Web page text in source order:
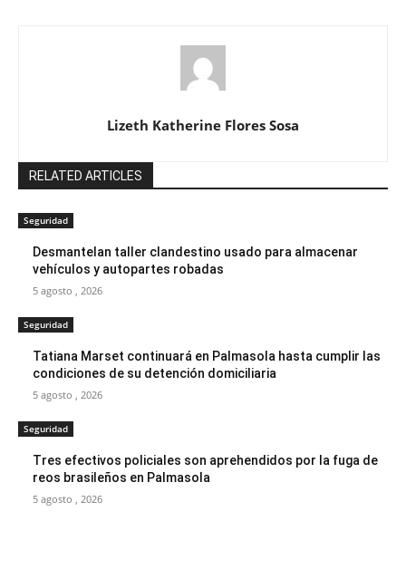
Lizeth Katherine Flores Sosa
RELATED ARTICLES
Seguridad
Desmantelan taller clandestino usado para almacenar
vehículos y autopartes robadas
5 agosto , 2026
Seguridad
Tatiana Marset continuará en Palmasola hasta cumplir las
condiciones de su detención domiciliaria
5 agosto , 2026
Seguridad
Tres efectivos policiales son aprehendidos por la fuga de
reos brasileños en Palmasola
5 agosto , 2026